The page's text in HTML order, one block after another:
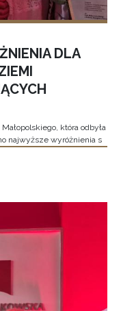
DLA
która odbyła
najwyższe wyróżnienia s